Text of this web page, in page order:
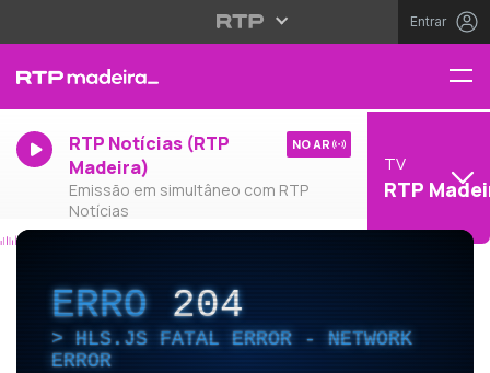
Entrar
RTP Notícias (RTP
Madeira)
Emissão em simultâneo com RTP
Notícias
NO AR
TV
RTP
ERRO204
HLS.JS FATAL ERROR - NETWORK
ERROR